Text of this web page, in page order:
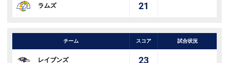
ラムズ 21
チーム スコア 試合状況
レイブンズ 23